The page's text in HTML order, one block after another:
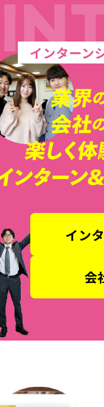
インターン
イン
会